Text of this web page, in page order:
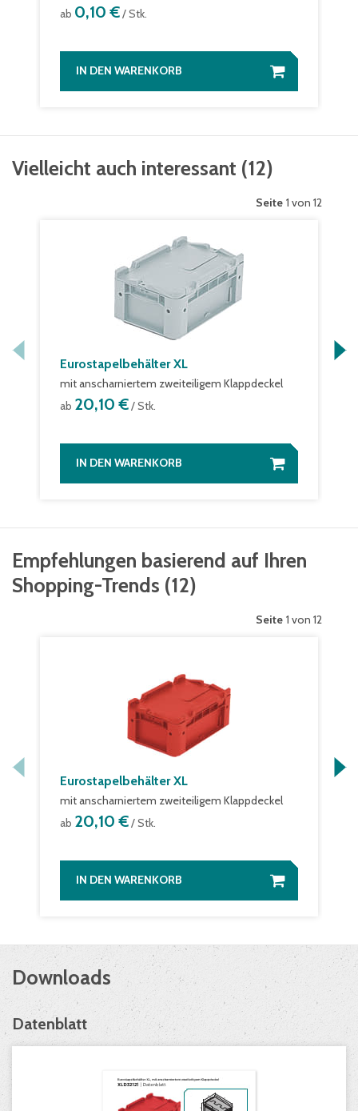
ab 0,10 €/ Stk.
IN DEN WARENKORB
Vielleicht auch interessant (12)
Seite 1 von 12
Eurostapelbehälter XL
mit anscharniertem zweiteiligem Klappdeckel
ab 20,10 €/ Stk.
IN DEN WARENKORB
Empfehlungen basierend auf Ihren
Shopping-Trends (12)
Seite 1 von 12
Eurostapelbehälter XL
mit anscharniertem zweiteiligem Klappdeckel
ab 20,10 €/ Stk.
IN DEN WARENKORB
Downloads
Datenblatt